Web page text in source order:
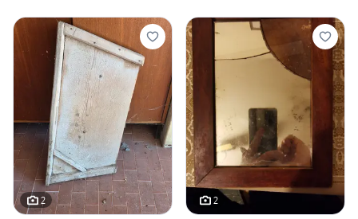
2 2